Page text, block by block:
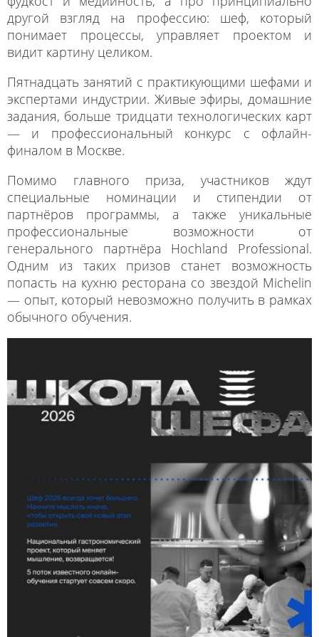
другой взгляд на профессию: шеф, который
понимает процессы, управляет проектом и
видит картину целиком.
Пятнадцать занятий с практикующими шефами и
экспертами индустрии. Живые эфиры, домашние
задания, больше тридцати технологических карт
— и профессиональный конкурс с офлайн-
финалом в Москве.
Помимо главного приза, участников ждут
специальные номинации и стипендии от
партнёров программы, а также уникальные
профессиональные возможности от
генерального партнёра Hochland Professional.
Одним из таких призов станет возможность
попасть на кухню ресторана со звездой Michelin
— опыт, который невозможно получить в рамках
обычного обучения.